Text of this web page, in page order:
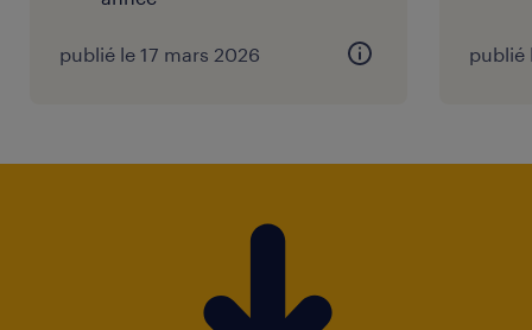
publié le 17 mars 2026 publié